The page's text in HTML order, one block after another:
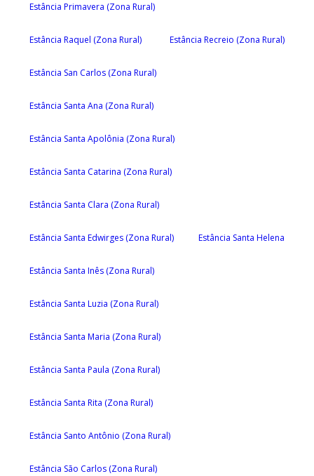
Estância Primavera (Zona Rural)
Estância Raquel (Zona Rural) Estância Recreio (Zona Rural)
Estância San Carlos (Zona Rural)
Estância Santa Ana (Zona Rural)
Estância Santa Apolônia (Zona Rural)
Estância Santa Catarina (Zona Rural)
Estância Santa Clara (Zona Rural)
Estância Santa Edwirges (Zona Rural) Estância Santa Helena
Estância Santa Inês (Zona Rural)
Estância Santa Luzia (Zona Rural)
Estância Santa Maria (Zona Rural)
Estância Santa Paula (Zona Rural)
Estância Santa Rita (Zona Rural)
Estância Santo Antônio (Zona Rural)
Estância São Carlos (Zona Rural)